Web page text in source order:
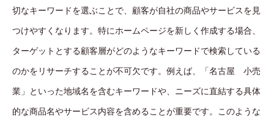
切なキーワードを選ぶことで、顧客が自社の商品やサービスを見
つけやすくなります。特にホームページを新しく作成する場合、
ターゲットとする顧客層がどのようなキーワードで検索している
のかをリサーチすることが不可欠です。例えば、「名古屋 小売
業」といった地域名を含むキーワードや、ニーズに直結する具体
的な商品名やサービス内容を含めることが重要です。このような